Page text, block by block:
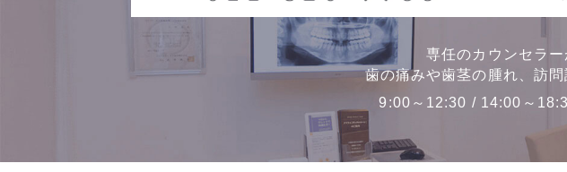
専任のカウンセラ
歯の痛みや歯茎の腫れ、訪
9:00～12:30 / 14:00～